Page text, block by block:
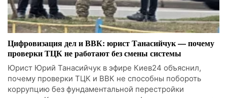
Цифровизация дел и ВВК: юрист Танасийчук — почему
проверки ТЦК не работают без смены системы
Юрист Юрий Танасийчук в эфире Киев24 объяснил,
почему проверки ТЦК и ВВК не способны побороть
коррупцию без фундаментальной перестройки